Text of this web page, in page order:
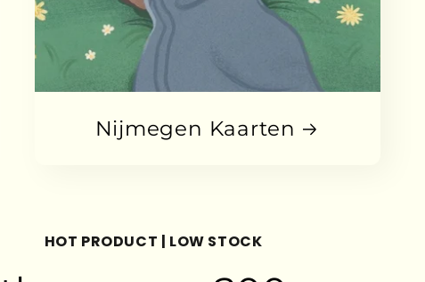
Nijmegen Kaarten
HOT PRODUCT | LOW STOCK